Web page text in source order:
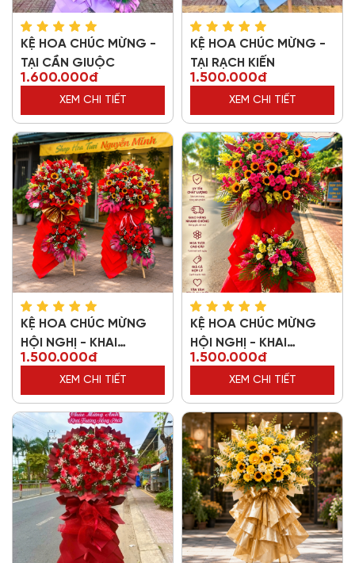
KỆ HOA CHÚC MỪNG -
TẠI CẦN GIUỘC
1.600.000đ
XEM CHI TIẾT
KỆ HOA CHÚC MỪNG -
TẠI RẠCH KIẾN
1.500.000đ
XEM CHI TIẾT
KỆ HOA CHÚC MỪNG
HỘI NGHỊ - KHAI
TRƯƠNG 11785
1.500.000đ
XEM CHI TIẾT
KỆ HOA CHÚC MỪNG
HỘI NGHỊ - KHAI
TRƯƠNG 57823
1.500.000đ
XEM CHI TIẾT